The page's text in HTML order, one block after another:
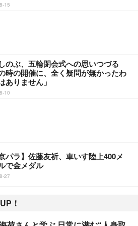
15
のぶ、五輪閉会式への思いつづる
時の開催に、全く疑問が無かったわ
ありません」
10
パラ】佐藤友祈、車いす陸上400メ
で金メダル
27
！